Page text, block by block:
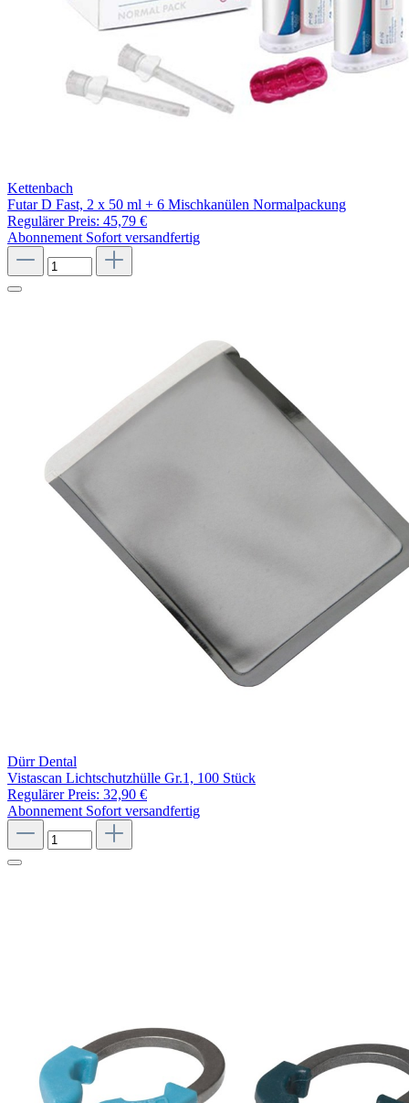
Kettenbach
Futar D Fast, 2 x 50 ml + 6 Mischkanülen Normalpackung
Regulärer Preis: 45,79 €
Abonnement Sofort versandfertig
Dürr Dental
Vistascan Lichtschutzhülle Gr.1, 100 Stück
Regulärer Preis: 32,90 €
Abonnement Sofort versandfertig